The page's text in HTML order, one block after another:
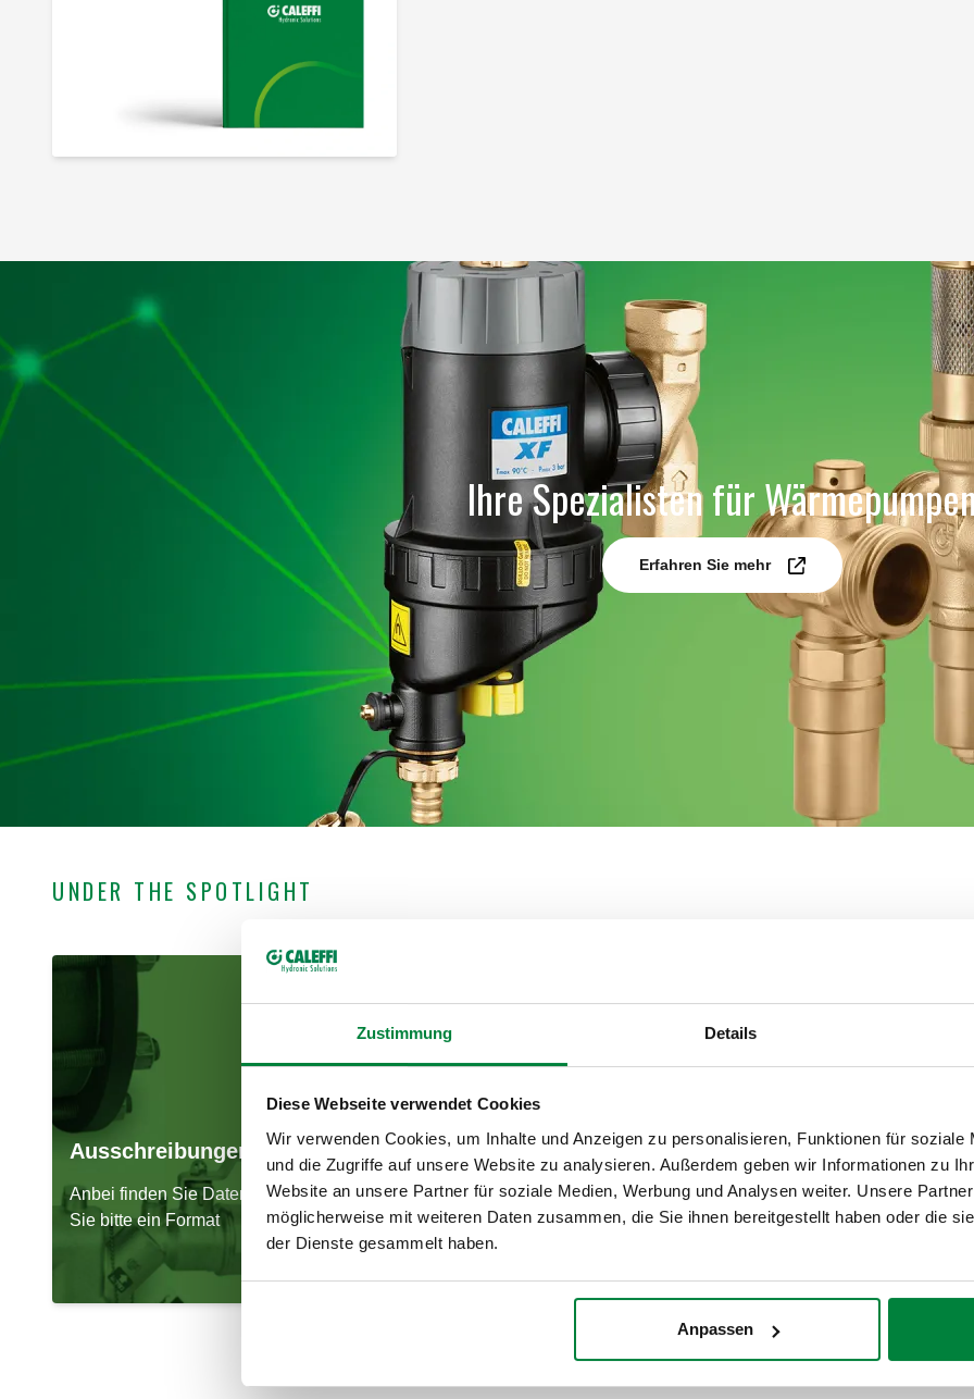
Zustimmung Details
Diese Webseite verwendet Cookies
Wir verwenden Cookies, um Inhalte und Anzeigen zu personalisieren, Funktionen für soziale
und die Zugriffe auf unsere Website zu analysieren. Außerdem geben wir Informationen zu
Website an unsere Partner für soziale Medien, Werbung und Analysen weiter. Unsere
möglicherweise mit weiteren Daten zusammen, die Sie ihnen bereitgestellt haben oder die
der Dienste gesammelt haben.
Anpassen
Ihre Spezialisten für
Erfahren Sie mehr
UNDER THE SPOTLIGHT
Ausschreibungen
Anbei finden Sie Daten zur Ausschreibung. Wählen
Sie bitte ein Format
Caleffi Lösungen
Mit uns erstellen Sie einen Plan für Ihre Anlage,
wählen die Produkte und füllen das Lastenheft aus.